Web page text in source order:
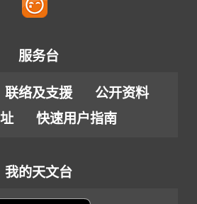
服务台
联络及支援
公开资料
快速用户指南
我的天文台